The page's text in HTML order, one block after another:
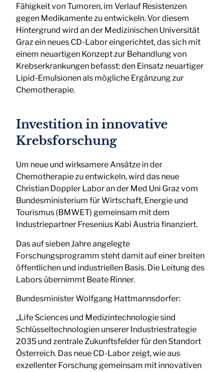
Fähigkeit von Tumoren, im Verlauf Resistenzen
gegen Medikamente zu entwickeln. Vor diesem
Hintergrund wird an der Medizinischen Universität
Graz ein neues CD-Labor eingerichtet, das sich mit
einem neuartigen Konzept zur Behandlung von
Krebserkrankungen befasst: den Einsatz neuartiger
Lipid-Emulsionen als mögliche Ergänzung zur
Chemotherapie.
Investition in innovative
Krebsforschung
Um neue und wirksamere Ansätze in der
Chemotherapie zu entwickeln, wird das neue
Christian Doppler Labor an der Med Uni Graz vom
Bundesministerium für Wirtschaft, Energie und
Tourismus (BMWET) gemeinsam mit dem
Industriepartner Fresenius Kabi Austria finanziert.
Das auf sieben Jahre angelegte
Forschungsprogramm steht damit auf einer breiten
öffentlichen und industriellen Basis. Die Leitung des
Labors übernimmt Beate Rinner.
Bundesminister Wolfgang Hattmannsdorfer:
„Life Sciences und Medizintechnologie sind
Schlüsseltechnologien unserer Industriestrategie
2035 und zentrale Zukunftsfelder für den Standort
Österreich. Das neue CD-Labor zeigt, wie aus
exzellenter Forschung gemeinsam mit innovativen